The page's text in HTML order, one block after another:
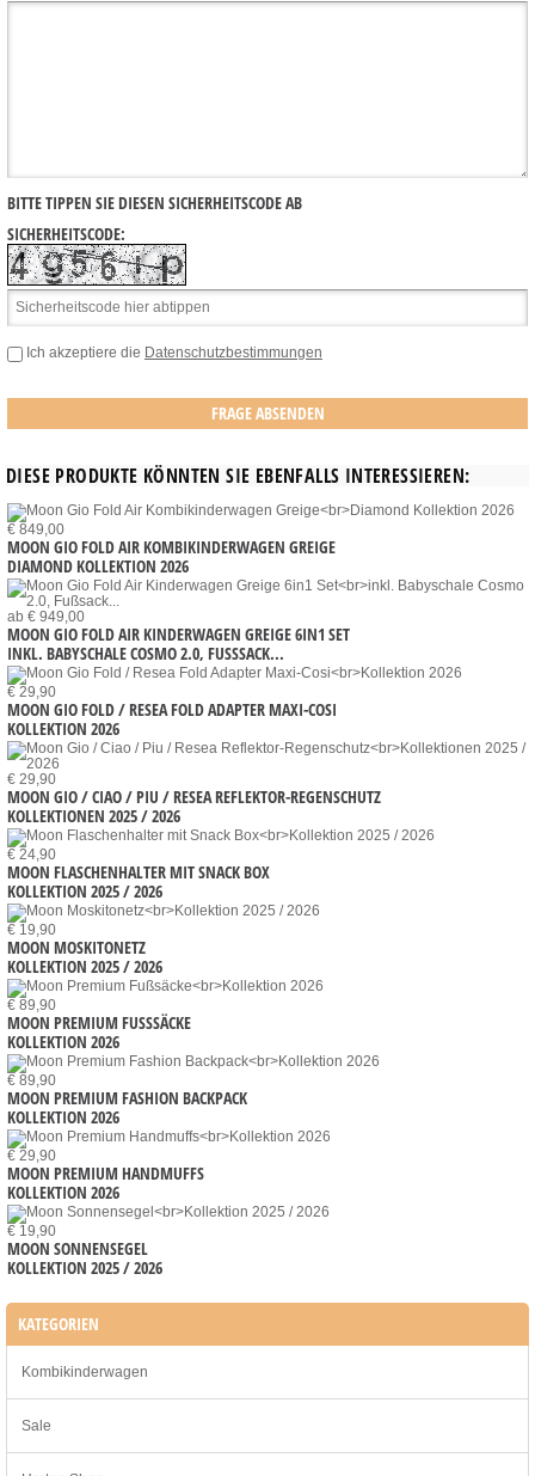
BITTE TIPPEN SIE DIESEN SICHERHEITSCODE AB
SICHERHEITSCODE:
Ich akzeptiere die Datenschutzbestimmungen
DIESE PRODUKTE KÖNNTEN SIE EBENFALLS INTERESSIEREN:
€ 849,00
MOON GIO FOLD AIR KOMBIKINDERWAGEN GREIGE
DIAMOND KOLLEKTION 2026
ab € 949,00
MOON GIO FOLD AIR KINDERWAGEN GREIGE 6IN1 SET
INKL. BABYSCHALE COSMO 2.0, FUSSSACK...
€ 29,90
MOON GIO FOLD / RESEA FOLD ADAPTER MAXI-COSI
KOLLEKTION 2026
€ 29,90
MOON GIO / CIAO / PIU / RESEA REFLEKTOR-REGENSCHUTZ
KOLLEKTIONEN 2025 / 2026
€ 24,90
MOON FLASCHENHALTER MIT SNACK BOX
KOLLEKTION 2025 / 2026
€ 19,90
MOON MOSKITONETZ
KOLLEKTION 2025 / 2026
€ 89,90
MOON PREMIUM FUSSSÄCKE
KOLLEKTION 2026
€ 89,90
MOON PREMIUM FASHION BACKPACK
KOLLEKTION 2026
€ 29,90
MOON PREMIUM HANDMUFFS
KOLLEKTION 2026
€ 19,90
MOON SONNENSEGEL
KOLLEKTION 2025 / 2026
KATEGORIEN
Kombikinderwagen
Sale